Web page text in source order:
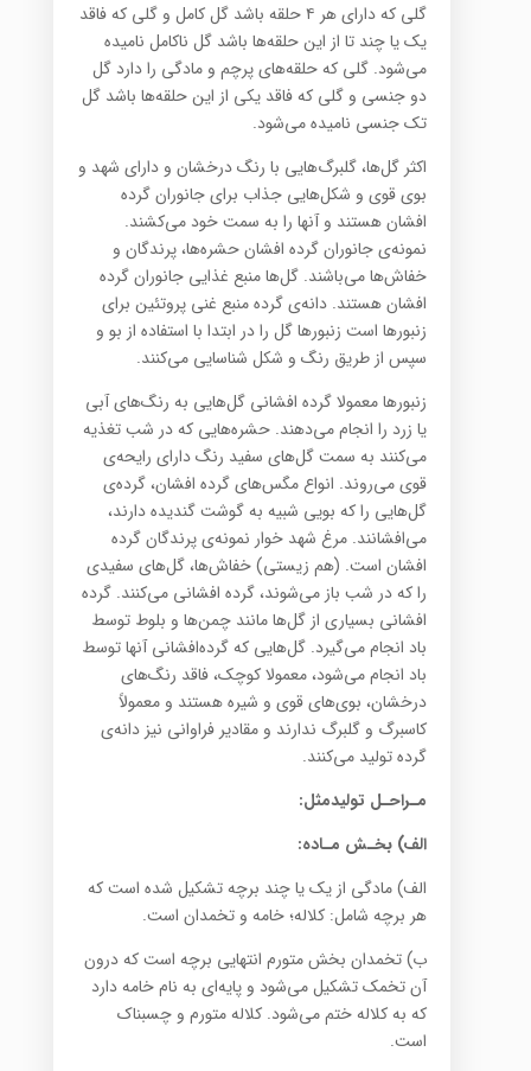
گلی که دارای هر ۴ حلقه باشد گل کامل و گلی که فاقد
یک یا چند تا از این حلقه‌ها باشد گل ناکامل نامیده
می‌شود. گلی که حلقه‌ها‌ی پرچم و مادگی را دارد گل
دو جنسی و گلی که فاقد یکی از این حلقه‌ها باشد گل
تک جنسی نامیده می‌شود.
اکثر گل‌ها، گلبرگ‌هایی با رنگ درخشان و دارای شهد و
بوی قوی و شکل‌هایی جذاب برای جانوران گرده
افشان هستند و آنها را به سمت خود می‌کشند.
نمونه‌ی جانوران گرده افشان حشره‌ها، پرندگان و
خفاش‌ها می‌باشند. گل‌ها منبع غذایی جانوران گرده
افشان هستند. دانه‌ی گرده منبع غنی پروتئین برای
زنبورها است زنبورها گل را در ابتدا با استفاده از بو و
سپس از طریق رنگ و شکل شناسایی می‌کنند.
زنبورها معمولا گرده افشانی گل‌هایی به رنگ‌ها‌ی آبی
یا زرد را انجام می‌دهند. حشره‌هایی که در شب تغذیه
می‌کنند به سمت گل‌ها‌ی سفید رنگ دارای رایحه‌ی
قوی می‌روند. انواع مگس‌ها‌ی گرده افشان، گرده‌ی
گل‌هایی را که بویی شبیه به گوشت گندیده دارند،
می‌افشانند. مرغ شهد خوار نمونه‌ی پرندگان گرده
افشان است. (هم زیستی) خفاش‌ها، گل‌ها‌ی سفیدی
را که در شب باز می‌شوند، گرده افشانی می‌کنند. گرده
افشانی بسیاری از گل‌ها مانند چمن‌ها و بلوط توسط
باد انجام می‌گیرد. گل‌هایی که گرده‌افشانی آنها توسط
باد انجام می‌شود، معمولا کوچک، فاقد رنگ‌ها‌ی
درخشان، بوی‌ها‌ی قوی و شیره هستند و معمولاً
کاسبرگ و گلبرگ ندارند و مقادیر فراوانی نیز دانه‌ی
گرده تولید می‌کنند.
مـراحـل تولیدمثل:
الف) بخـش مـاده:
الف) مادگی از یک یا چند برچه تشکیل شده است که
هر برچه شامل: کلاله؛ خامه و تخمدان است.
ب) تخمدان بخش متورم انتهایی برچه است که درون
آن تخمک تشکیل می‌شود و پایه‌ای به نام خامه دارد
که به کلاله ختم می‌شود. کلاله متورم و چسبناک
است.